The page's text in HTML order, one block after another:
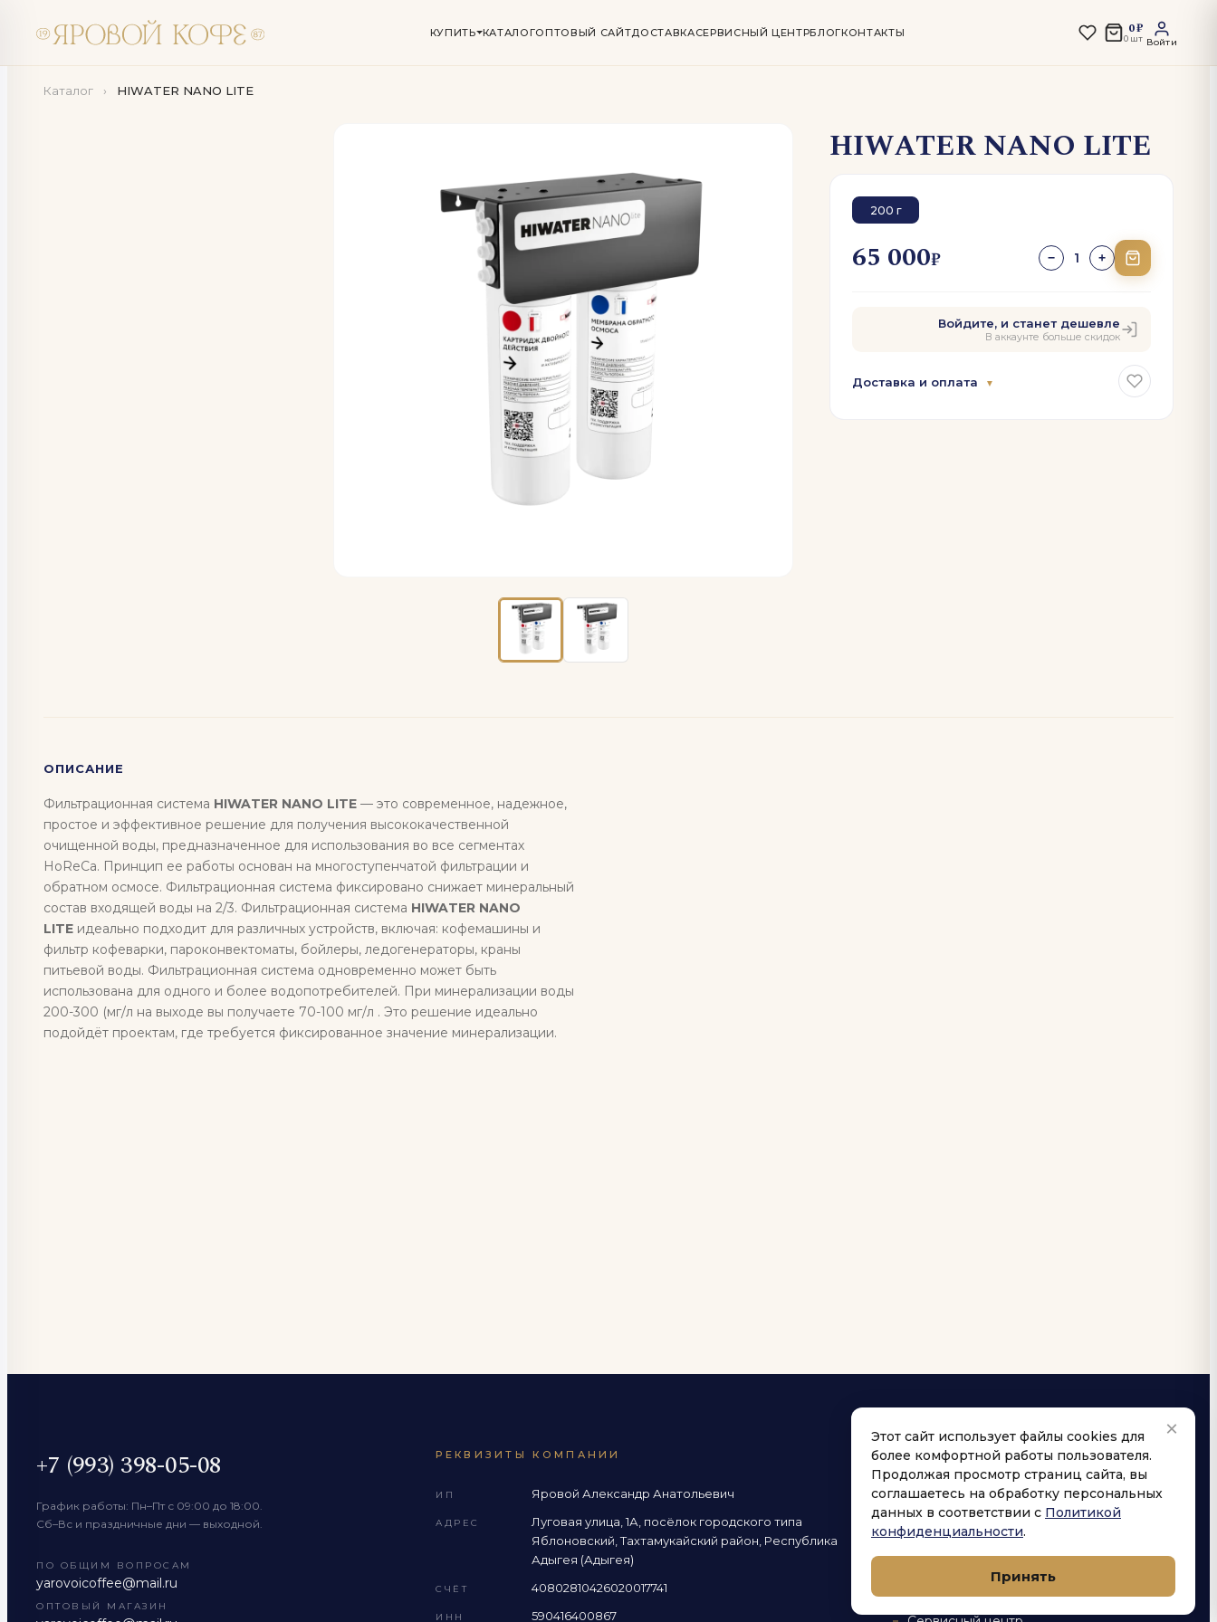
КУПИТЬ КАТАЛОГОПТОВЫЙ САЙТДОСТАВКАСЕРВИСНЫЙ ЦЕНТРБЛОГКОНТАКТЫ 0 ₽
0 шт Войти
Каталог › HIWATER NANO LITE
HIWATER NANO LITE
200 г
65 000₽ − 1 +
Войдите, и станет дешевле
В аккаунте больше скидок
Доставка и оплата ▼
ОПИСАНИЕ
Фильтрационная система HIWATER NANO LITE — это современное, надежное,
простое и эффективное решение для получения высококачественной
очищенной воды, предназначенное для использования во все сегментах
HoReCa. Принцип ее работы основан на многоступенчатой фильтрации и
обратном осмосе. Фильтрационная система фиксировано снижает минеральный
состав входящей воды на 2/3. Фильтрационная система HIWATER NANO
LITE идеально подходит для различных устройств, включая: кофемашины и
фильтр кофеварки, пароконвектоматы, бойлеры, ледогенераторы, краны
питьевой воды. Фильтрационная система одновременно может быть
использована для одного и более водопотребителей. При минерализации воды
200-300 (мг/л на выходе вы получаете 70-100 мг/л . Это решение идеально
подойдёт проектам, где требуется фиксированное значение минерализации.
+7 (993) 398-05-08
График работы: Пн–Пт с 09:00 до 18:00.
Сб–Вс и праздничные дни — выходной.
ПО ОБЩИМ ВОПРОСАМ
yarovoicoffee@mail.ru
ОПТОВЫЙ МАГАЗИН
РЕКВИЗИТЫ КОМПАНИИ
ИП Яровой Александр Анатольевич
АДРЕС
Луговая улица, 1А, посёлок городского типа
Яблоновский, Тахтамукайский район, Республика
Адыгея (Адыгея)
СЧЁТ 40802810426020017741
ИНН 590416400867
НАВИГАЦИЯ
Купить
Каталог
Оптовый сайт
×
Этот сайт использует файлы cookies для
более комфортной работы пользователя.
Продолжая просмотр страниц сайта, вы
соглашаетесь на обработку персональных
данных в соответствии с Политикой
конфиденциальности.
Принять